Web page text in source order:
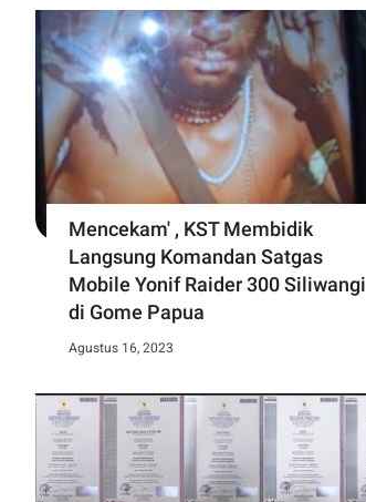
Mencekam' , KST Membidik
Langsung Komandan Satgas
Mobile Yonif Raider 300 Siliwangi
di Gome Papua
Agustus 16, 2023